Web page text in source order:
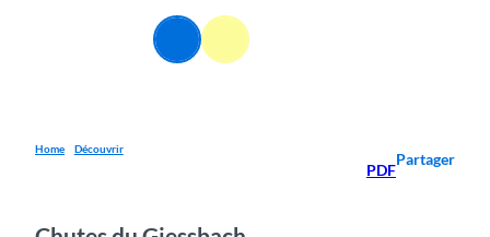
Recherche
Menu
Home Découvrir
PDF
Partager